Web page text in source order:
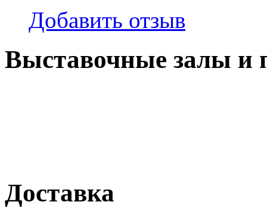
Добавить отзыв
Выставочные залы и
Доставка